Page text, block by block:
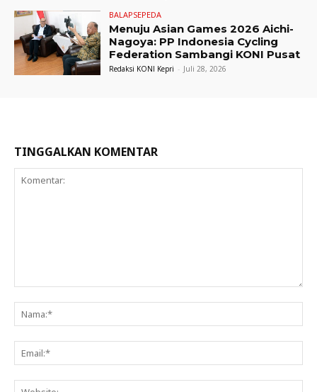
BALAPSEPEDA
Menuju Asian Games 2026 Aichi-
Nagoya: PP Indonesia Cycling
Federation Sambangi KONI Pusat
Redaksi KONI Kepri - Juli 28, 2026
TINGGALKAN KOMENTAR